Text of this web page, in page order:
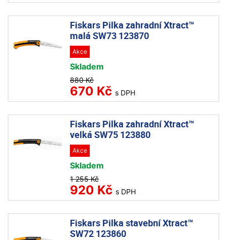
Fiskars Pilka zahradní Xtract™
malá SW73 123870
Akce
Skladem
880 Kč
670 Kč s DPH
Fiskars Pilka zahradní Xtract™
velká SW75 123880
Akce
Skladem
1 255 Kč
920 Kč s DPH
Fiskars Pilka stavební Xtract™
SW72 123860